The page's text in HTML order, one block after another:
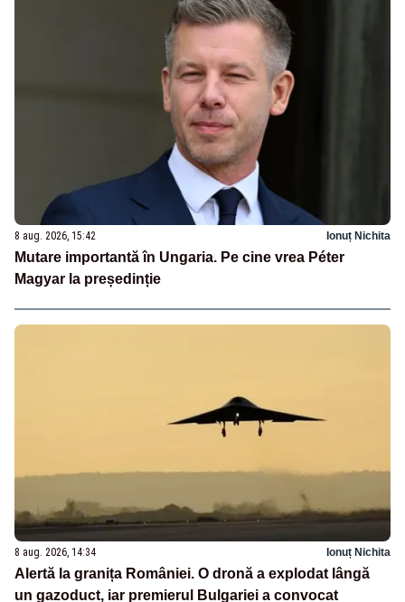
8 aug. 2026, 15:42 Ionuț Nichita
Mutare importantă în Ungaria. Pe cine vrea Péter
Magyar la președinție
8 aug. 2026, 14:34 Ionuț Nichita
Alertă la granița României. O dronă a explodat lângă
un gazoduct, iar premierul Bulgariei a convocat